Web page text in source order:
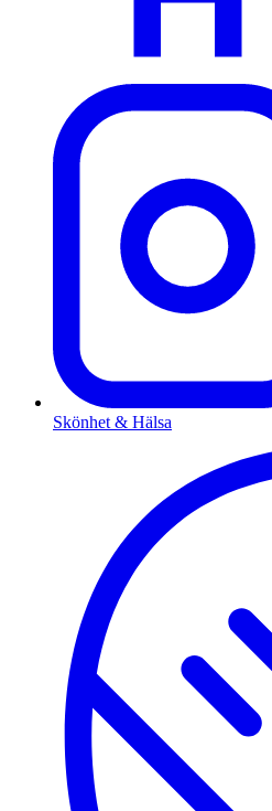
Skönhet & Hälsa